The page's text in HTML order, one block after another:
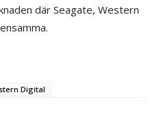
där Seagate, Western
Digital